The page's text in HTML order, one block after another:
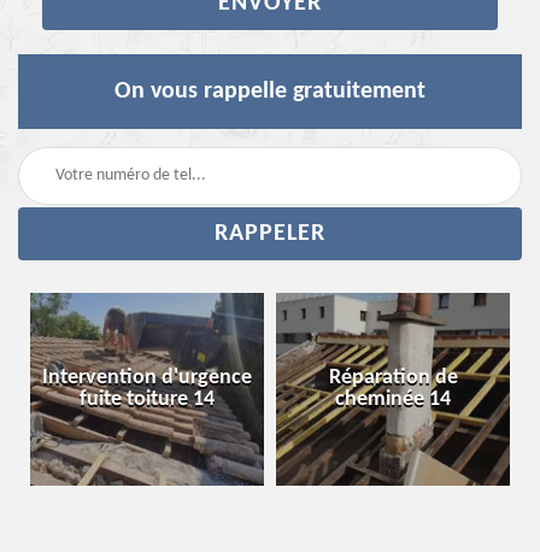
On vous rappelle gratuitement
Intervention d'urgence
fuite toiture 14
Réparation de
cheminée 14